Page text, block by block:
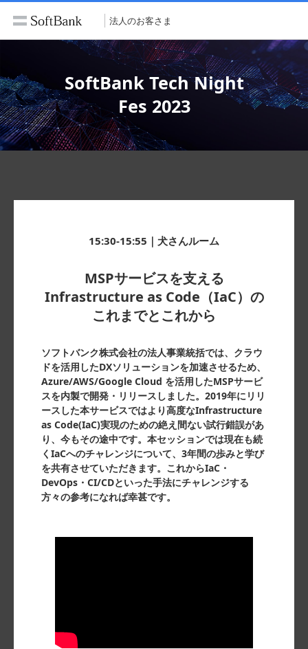
法人のお客さま
SoftBank Tech Night
Fes 2023
15:30-15:55｜犬さんルーム
MSPサービスを支える
Infrastructure as Code（IaC）の
これまでとこれから
ソフトバンク株式会社の法人事業統括では、クラウ
ドを活用したDXソリューションを加速させるため、
Azure/AWS/Google Cloud を活用したMSPサービ
スを内製で開発・リリースしました。2019年にリリ
ースした本サービスではより高度なInfrastructure
as Code(IaC)実現のための絶え間ない試行錯誤があ
り、今もその途中です。本セッションでは現在も続
くIaCへのチャレンジについて、3年間の歩みと学び
を共有させていただきます。これからIaC・
DevOps・CI/CDといった手法にチャレンジする
方々の参考になれば幸甚です。